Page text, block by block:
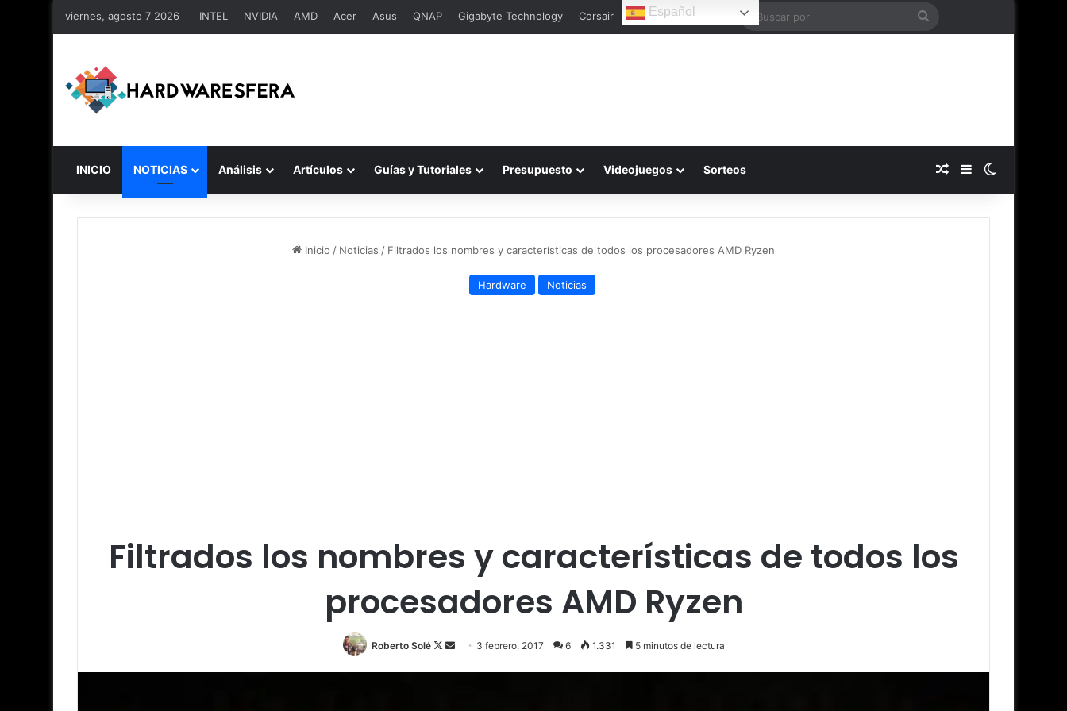
viernes, agosto 7 2026 INTEL NVIDIA AMD Acer Asus QNAP Gigabyte Technology Corsair Español
Buscar
INICIO NOTICIAS Análisis Artículos Guías y Tutoriales Presupuesto Videojuegos Sorteos Publicación al azar
Barra lateral
Inicio / Noticias / Filtrados los nombres y características de todos los procesadores AMD Ryzen
Hardware Noticias
Filtrados los nombres y características de todos los
procesadores AMD Ryzen
Roberto Solé
F S
3 febrero, 2017 6 1.331 5 minutos de lectura